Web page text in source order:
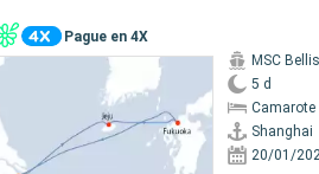
Pague en 4X
MSC
5 d
Shanghai
20/01/